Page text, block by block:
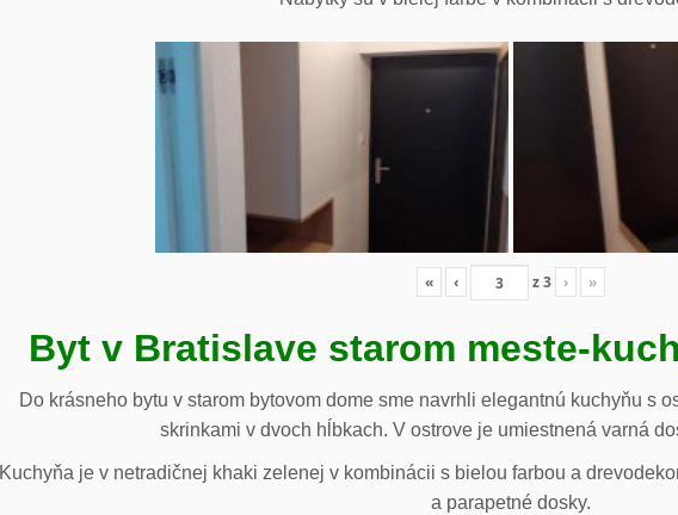
« ‹ z3 › »
Byt v Bratislave starom meste-
Do krásneho bytu v starom bytovom dome sme navrhli elegantnú kuchyňu s
skrinkami v dvoch hĺbkach. V ostrove je umiestnená varná
Kuchyňa je v netradičnej khaki zelenej v kombinácii s bielou farbou a
a parapetné dosky.